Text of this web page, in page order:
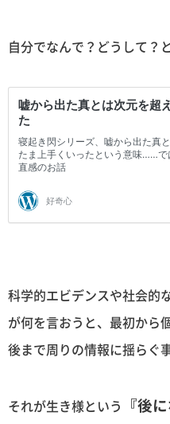
自分でなんで？どうして？
科学的エビデンスや社会的
が何を言おうと、最初から
後まで周りの情報に揺らぐ
それが生き様という 『後